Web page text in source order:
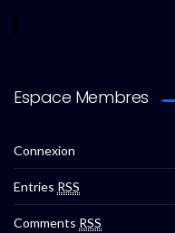
Espace Membres
Connexion
Entries RSS
Comments RSS